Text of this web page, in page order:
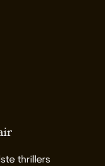
thrillers